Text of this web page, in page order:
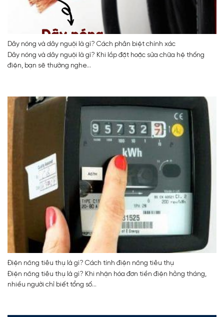
Dây nóng và dây nguội là gì? Cách phân biệt chính xác
Dây nóng và dây nguội là gì? Khi lắp đặt hoặc sửa chữa hệ thống
điện, bạn sẽ thường nghe...
Điện năng tiêu thụ là gì? Cách tính điện năng tiêu thụ
Điện năng tiêu thụ là gì? Khi nhận hóa đơn tiền điện hằng tháng,
nhiều người chỉ biết tổng số...